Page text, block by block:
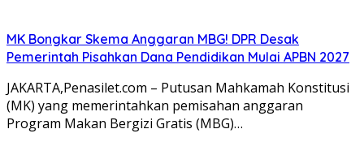
MK Bongkar Skema Anggaran MBG! DPR Desak
Pemerintah Pisahkan Dana Pendidikan Mulai APBN 2027
JAKARTA,Penasilet.com – Putusan Mahkamah Konstitusi
(MK) yang memerintahkan pemisahan anggaran
Program Makan Bergizi Gratis (MBG)…